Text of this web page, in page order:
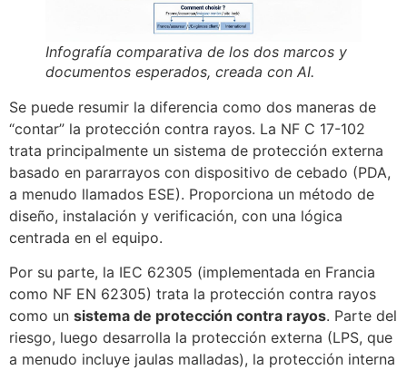
Infografía comparativa de los dos marcos y
documentos esperados, creada con AI.
Se puede resumir la diferencia como dos maneras de
“contar” la protección contra rayos. La NF C 17-102
trata principalmente un sistema de protección externa
basado en pararrayos con dispositivo de cebado (PDA,
a menudo llamados ESE). Proporciona un método de
diseño, instalación y verificación, con una lógica
centrada en el equipo.
Por su parte, la IEC 62305 (implementada en Francia
como NF EN 62305) trata la protección contra rayos
como un sistema de protección contra rayos. Parte del
riesgo, luego desarrolla la protección externa (LPS, que
a menudo incluye jaulas malladas), la protección interna